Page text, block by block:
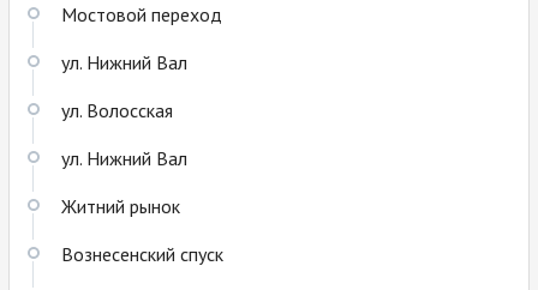
Мостовой переход
ул. Нижний Вал
ул. Волосская
ул. Нижний Вал
Житний рынок
Вознесенский спуск